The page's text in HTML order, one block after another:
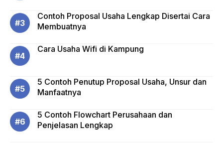
Contoh Proposal Usaha Lengkap Disertai Cara
Membuatnya
Cara Usaha Wifi di Kampung
5 Contoh Penutup Proposal Usaha, Unsur dan
Manfaatnya
5 Contoh Flowchart Perusahaan dan
Penjelasan Lengkap